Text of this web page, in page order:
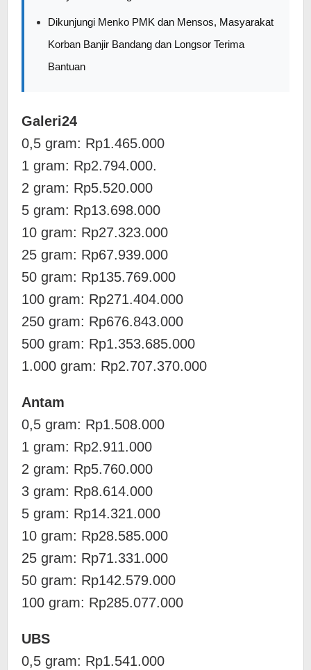
Dikunjungi Menko PMK dan Mensos, Masyarakat
Korban Banjir Bandang dan Longsor Terima
Bantuan
Galeri24
0,5 gram: Rp1.465.000
1 gram: Rp2.794.000.
‎2 gram: Rp5.520.000
‎5 gram: Rp13.698.000
‎10 gram: Rp27.323.000
‎25 gram: Rp67.939.000
‎50 gram: Rp135.769.000
‎100 gram: Rp271.404.000
‎250 gram: Rp676.843.000
‎500 gram: Rp1.353.685.000
‎1.000 gram: Rp2.707.370.000
Antam
0,5 gram: Rp1.508.000
‎1 gram: Rp2.911.000
‎2 gram: Rp5.760.000
3 gram: Rp8.614.000
‎5 gram: Rp14.321.000
10 gram: Rp28.585.000
‎25 gram: Rp71.331.000
‎50 gram: Rp142.579.000
‎100 gram: Rp285.077.000
UBS
0,5 gram: Rp1.541.000